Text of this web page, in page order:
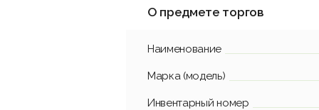
О предмете торгов
Наименование
Марка (модель)
Инвентарный номер